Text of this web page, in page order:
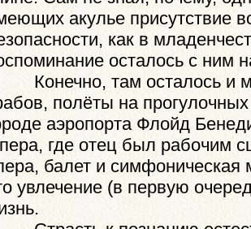
акулье присутствие
как в
осталось с ним
там осталось и
полёты на
аэропорта Флойд
где отец был рабочим
балет и симфоническая
увлечение (в первую